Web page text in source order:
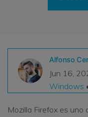
VER
Alfonso
Jun 16,
Windows
Mozilla Firefox es